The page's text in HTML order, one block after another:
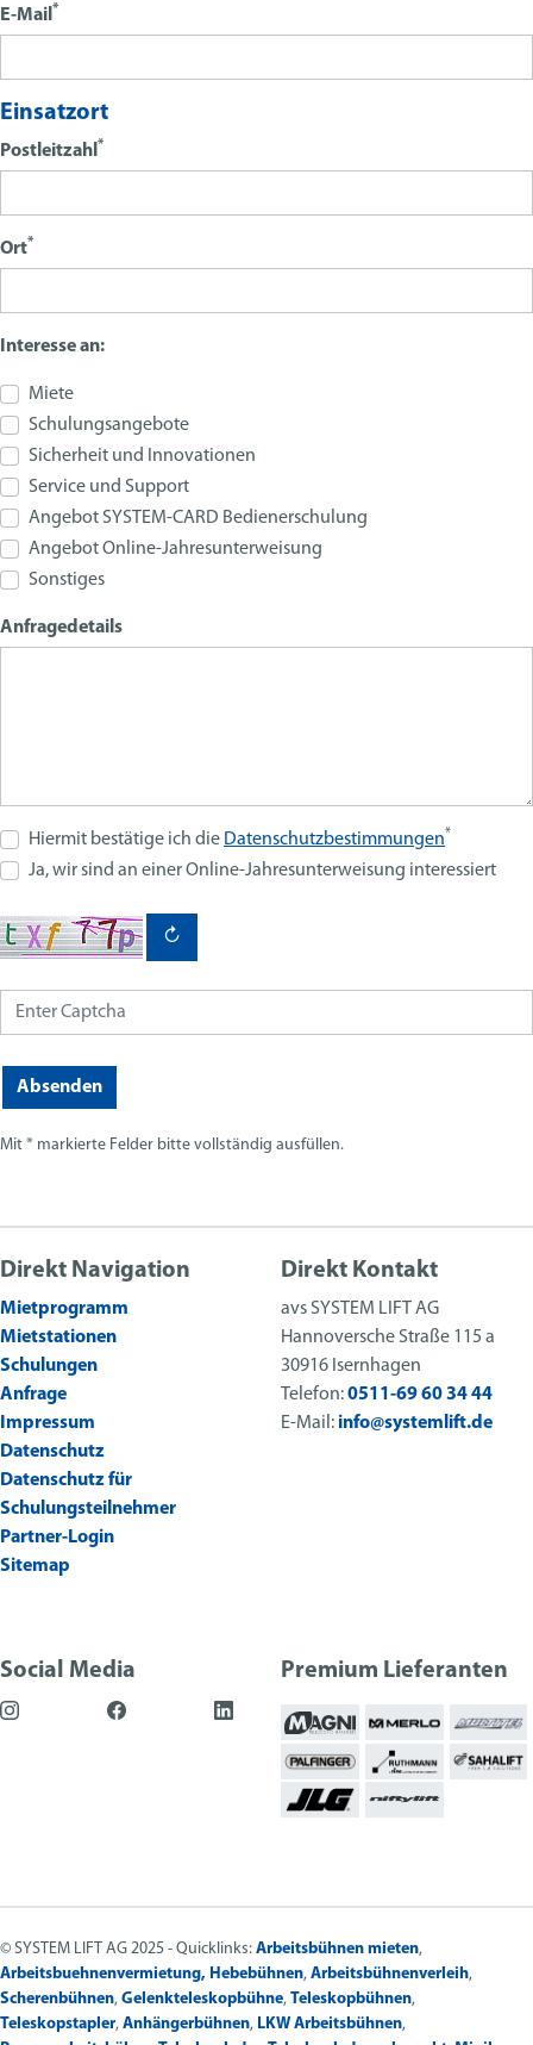
E-Mail*
Einsatzort
Postleitzahl*
Ort*
Interesse an:
Miete
Schulungsangebote
Sicherheit und Innovationen
Service und Support
Angebot SYSTEM-CARD Bedienerschulung
Angebot Online-Jahresunterweisung
Sonstiges
Anfragedetails
Hiermit bestätige ich die Datenschutzbestimmungen*
Ja, wir sind an einer Online-Jahresunterweisung interessiert
↻
Absenden
Mit * markierte Felder bitte vollständig ausfüllen.
Direkt Navigation
Mietprogramm
Mietstationen
Schulungen
Anfrage
Impressum
Datenschutz
Datenschutz für
Schulungsteilnehmer
Partner-Login
Sitemap
Direkt Kontakt
avs SYSTEM LIFT AG
Hannoversche Straße 115 a
30916 Isernhagen
Telefon:0511-69 60 34 44
E-Mail: info@systemlift.de
Social Media Premium Lieferanten
© SYSTEM LIFT AG 2025 - Quicklinks: Arbeitsbühnen mieten,
Arbeitsbuehnenvermietung, Hebebühnen, Arbeitsbühnenverleih,
Scherenbühnen, Gelenkteleskopbühne, Teleskopbühnen,
Teleskopstapler, Anhängerbühnen, LKW Arbeitsbühnen,